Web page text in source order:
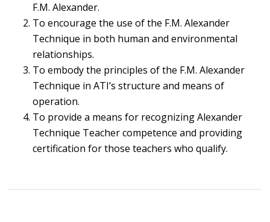
F.M. Alexander.
To encourage the use of the F.M. Alexander
Technique in both human and environmental
relationships.
To embody the principles of the F.M. Alexander
Technique in ATI’s structure and means of
operation.
To provide a means for recognizing Alexander
Technique Teacher competence and providing
certification for those teachers who qualify.